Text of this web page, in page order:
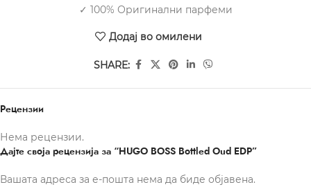
✓ 100% Оригинални парфеми
Додај во омилени
SHARE:
Рецензии
Нема рецензии.
Дајте своја рецензија за “HUGO BOSS Bottled Oud EDP”
Вашата адреса за е-пошта нема да биде објавена.